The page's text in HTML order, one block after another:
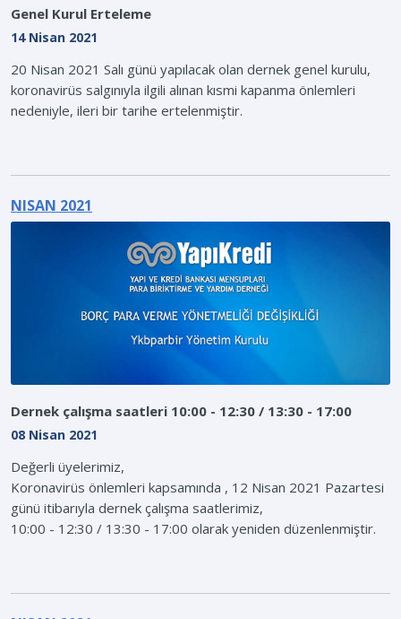
Genel Kurul Erteleme
14 Nisan 2021
20 Nisan 2021 Salı günü yapılacak olan dernek genel kurulu,
koronavirüs salgınıyla ilgili alınan kısmi kapanma önlemleri
nedeniyle, ileri bir tarihe ertelenmiştir.
NISAN 2021
Dernek çalışma saatleri 10:00 - 12:30 / 13:30 - 17:00
08 Nisan 2021
Değerli üyelerimiz,
Koronavirüs önlemleri kapsamında , 12 Nisan 2021 Pazartesi
günü itibarıyla dernek çalışma saatlerimiz,
10:00 - 12:30 / 13:30 - 17:00 olarak yeniden düzenlenmiştir.